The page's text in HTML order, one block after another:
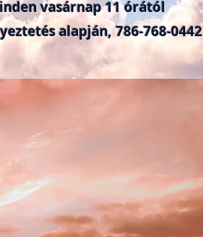
vasárnap 11 órától
alapján, 786-768-0442